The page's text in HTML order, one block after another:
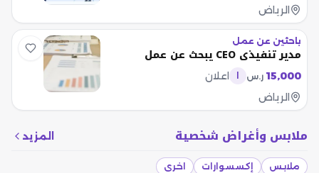
الرياض
باحثين عن عمل
مدير تنفيذي CEO يبحث عن عمل
15,000 ر.س
اعلان
الرياض
ملابس وأغراض شخصية المزيد
ملابس إكسسوارات اخرى